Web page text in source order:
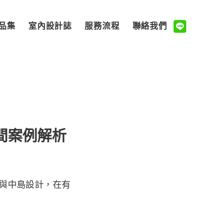
集 室內設計誌 服務流程 聯絡我們
案例解析
中島設計，在有